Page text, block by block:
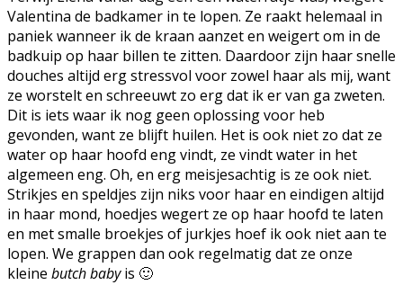
Valentina de badkamer in te lopen. Ze raakt helemaal in
paniek wanneer ik de kraan aanzet en weigert om in de
badkuip op haar billen te zitten. Daardoor zijn haar snelle
douches altijd erg stressvol voor zowel haar als mij, want
ze worstelt en schreeuwt zo erg dat ik er van ga zweten.
Dit is iets waar ik nog geen oplossing voor heb
gevonden, want ze blijft huilen. Het is ook niet zo dat ze
water op haar hoofd eng vindt, ze vindt water in het
algemeen eng. Oh, en erg meisjesachtig is ze ook niet.
Strikjes en speldjes zijn niks voor haar en eindigen altijd
in haar mond, hoedjes wegert ze op haar hoofd te laten
en met smalle broekjes of jurkjes hoef ik ook niet aan te
lopen. We grappen dan ook regelmatig dat ze onze
kleine butch babyis 🙂